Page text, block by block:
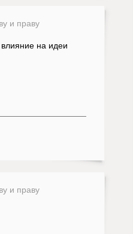
и праву
на идеи
и праву